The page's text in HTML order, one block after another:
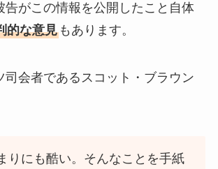
告がこの情報を公開したこと自体
的な意見もあります。
司会者であるスコット・ブラウン
りにも酷い。そんなことを手紙